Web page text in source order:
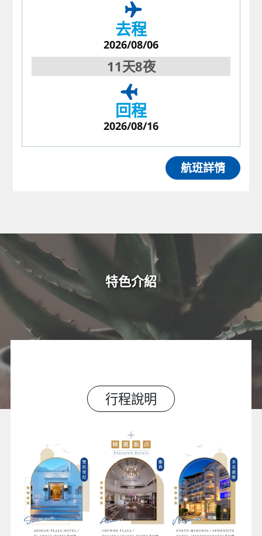
去程
2026/08/06
11天8夜
回程
2026/08/16
航班詳情
特色介紹
行程說明